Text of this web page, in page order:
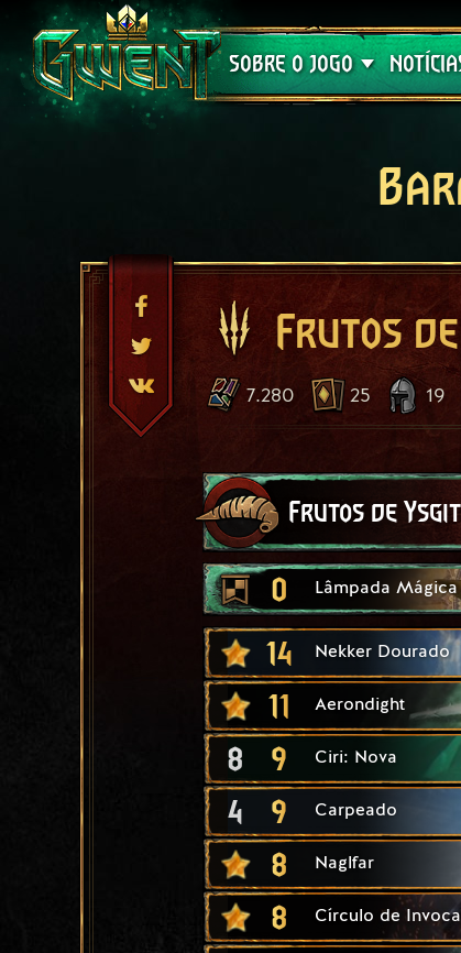
SOBRE O JOGO
Suporte
Frutos
7.280 25 19
Frutos de
0 Lâmpada Mágica
14 Nekker Dourado
11 Aerondight
8 9 Ciri: Nova
4 9 Carpeado
8 Naglfar
8 Círculo de